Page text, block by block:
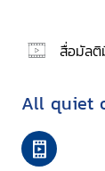
สื่อมัลติ
All quiet